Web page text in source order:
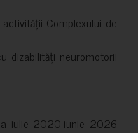
Complexului de
dizabilități neuromotorii
iulie 2020-iunie 2026